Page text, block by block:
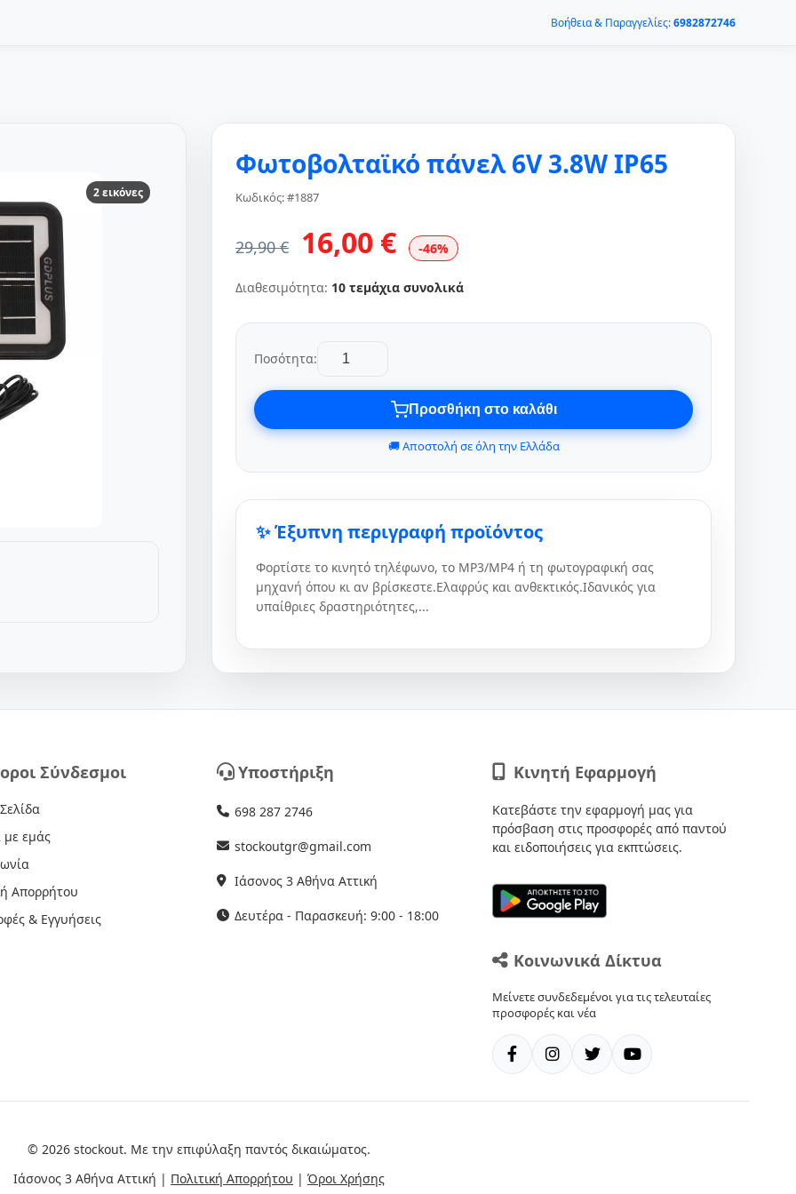
Βοήθεια & Παραγγελίες:6982872746
2 εικόνες
Φωτοβολταϊκό πάνελ 6V 3.8W IP65
Κωδικός: #1887
29,90 € 16,00 € -46%
Διαθεσιμότητα: 10 τεμάχια συνολικά
Ποσότητα:
Προσθήκη στο καλάθι
🚚 Αποστολή σε όλη την Ελλάδα
✨ Έξυπνη περιγραφή προϊόντος
Φορτίστε το κινητό τηλέφωνο, το MP3/MP4 ή τη φωτογραφική σας
μηχανή όπου κι αν βρίσκεστε.Ελαφρύς και ανθεκτικός.Ιδανικός για
υπαίθριες δραστηριότητες,...
Σύνδεσμοι
με εμάς
Απορρήτου
& Εγγυήσεις
Υποστήριξη
698 287 2746
stockoutgr@gmail.com
Ιάσονος 3 Αθήνα Αττική
Δευτέρα - Παρασκευή: 9:00 - 18:00
Κινητή Εφαρμογή
Κατεβάστε την εφαρμογή μας για
πρόσβαση στις προσφορές από παντού
και ειδοποιήσεις για εκπτώσεις.
Κοινωνικά Δίκτυα
Μείνετε συνδεδεμένοι για τις τελευταίες
προσφορές και νέα
© 2026 stockout. Με την επιφύλαξη παντός δικαιώματος.
Ιάσονος 3 Αθήνα Αττική | Πολιτική Απορρήτου | Όροι Χρήσης